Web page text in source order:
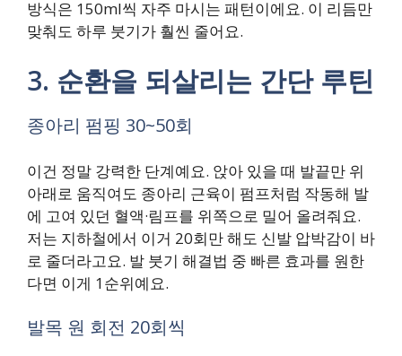
방식은 150ml씩 자주 마시는 패턴이에요. 이 리듬만
맞춰도 하루 붓기가 훨씬 줄어요.
3. 순환을 되살리는 간단 루틴
종아리 펌핑 30~50회
이건 정말 강력한 단계예요. 앉아 있을 때 발끝만 위
아래로 움직여도 종아리 근육이 펌프처럼 작동해 발
에 고여 있던 혈액·림프를 위쪽으로 밀어 올려줘요.
저는 지하철에서 이거 20회만 해도 신발 압박감이 바
로 줄더라고요. 발 붓기 해결법 중 빠른 효과를 원한
다면 이게 1순위예요.
발목 원 회전 20회씩